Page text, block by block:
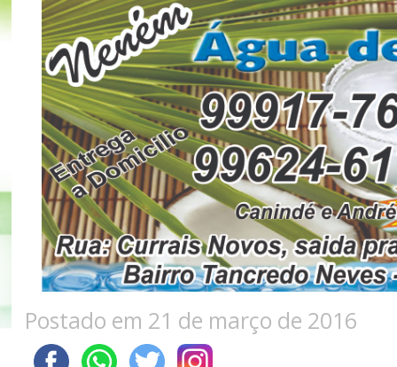
Postado em 21 de março de 2016